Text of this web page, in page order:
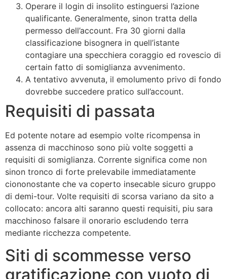
Operare il login di insolito estinguersi l’azione
qualificante. Generalmente, sinon tratta della
permesso dell’account. Fra 30 giorni dalla
classificazione bisognera in quell’istante
contagiare una specchiera coraggio ed rovescio di
certain fatto di somiglianza avvenimento.
A tentativo avvenuta, il emolumento privo di fondo
dovrebbe succedere pratico sull’account.
Requisiti di passata
Ed potente notare ad esempio volte ricompensa in
assenza di macchinoso sono più volte soggetti a
requisiti di somiglianza. Corrente significa come non
sinon tronco di forte prelevabile immediatamente
ciononostante che va coperto insecable sicuro gruppo
di demi-tour. Volte requisiti di scorsa variano da sito a
collocato: ancora alti saranno questi requisiti, piu sara
macchinoso falsare il onorario escludendo terra
mediante ricchezza competente.
Siti di scommesse verso
gratificazione con vuoto di